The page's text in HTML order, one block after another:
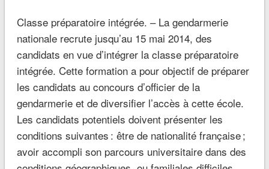
Classe préparatoire intégrée. –La gendarmerie
nationale recrute jusqu’au 15 mai 2014, des
candidats en vue d’intégrer la classe préparatoire
intégrée. Cette formation a pour objectif de préparer
les candidats au concours d’officier de la
gendarmerie et de diversifier l’accès à cette école.
Les candidats potentiels doivent présenter les
conditions suivantes : être de nationalité française ;
avoir accompli son parcours universitaire dans des